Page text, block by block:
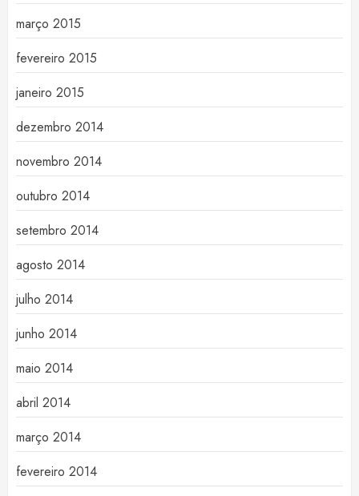
março 2015
fevereiro 2015
janeiro 2015
dezembro 2014
novembro 2014
outubro 2014
setembro 2014
agosto 2014
julho 2014
junho 2014
maio 2014
abril 2014
março 2014
fevereiro 2014